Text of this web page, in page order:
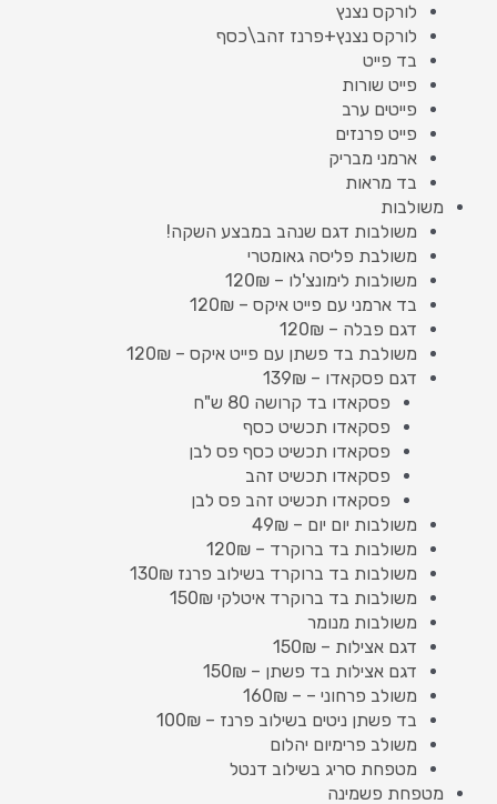
לורקס נצנץ
לורקס נצנץ+פרנז זהב\כסף
בד פייט
פייט שורות
פייטים ערב
פייט פרנזים
ארמני מבריק
בד מראות
משולבות
משולבות דגם שנהב במבצע השקה!
משולבת פליסה גאומטרי
משולבות לימונצ'לו – 120₪
בד ארמני עם פייט איקס – 120₪
דגם פבלה – 120₪
משולבת בד פשתן עם פייט איקס – 120₪
דגם פסקאדו – 139₪
פסקאדו בד קרושה 80 ש"ח
פסקאדו תכשיט כסף
פסקאדו תכשיט כסף פס לבן
פסקאדו תכשיט זהב
פסקאדו תכשיט זהב פס לבן
משולבות יום יום – 49₪
משולבות בד ברוקרד – 120₪
משולבות בד ברוקרד בשילוב פרנז 130₪
משולבות בד ברוקרד איטלקי 150₪
משולבות מנומר
דגם אצילות – 150₪
דגם אצילות בד פשתן – 150₪
משולב פרחוני – – 160₪
בד פשתן ניטים בשילוב פרנז – 100₪
משולב פרימיום יהלום
מטפחת סריג בשילוב דנטל
מטפחת פשמינה